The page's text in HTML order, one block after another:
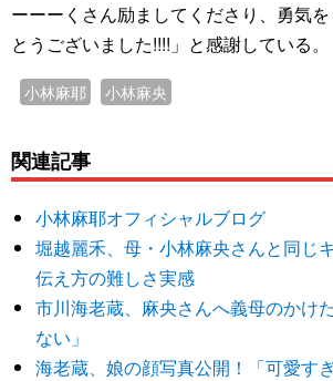
ーーーくさん励ましてくださり、勇気
とうございました!!!!」と感謝している。
小林麻耶 小林麻央
関連記事
小林麻耶オフィシャルブログ
堀越麗禾、母・小林麻央さんと同じ
伝え方の難しさ実感
市川海老蔵、麻央さんへ義母のかけ
ない」
海老蔵、娘の顔写真公開！「可愛す